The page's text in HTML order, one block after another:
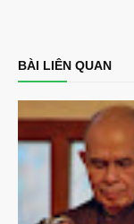
BÀI LIÊN QUAN